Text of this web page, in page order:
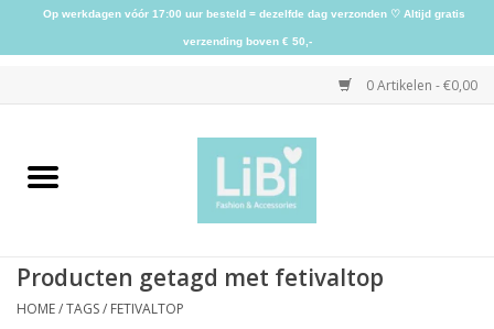
0 Artikelen - €0,00
Home
Producten getagd met fetivaltop
HOME/TAGS/ FETIVALTOP
Op werkdagen vóór 17:00 uur besteld = dezelfde dag verzonden ♡ Altijd gratis
verzending boven € 50,-